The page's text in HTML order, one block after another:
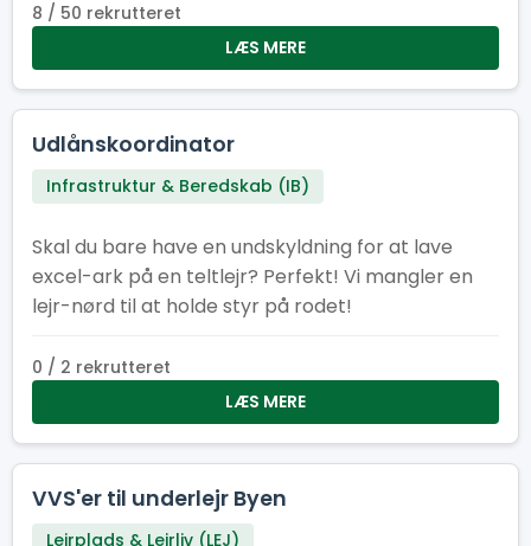
8 / 50 rekrutteret
LÆS MERE
Udlånskoordinator
Infrastruktur & Beredskab (IB)
Skal du bare have en undskyldning for at lave
excel-ark på en teltlejr? Perfekt! Vi mangler en
lejr-nørd til at holde styr på rodet!
0 / 2 rekrutteret
LÆS MERE
VVS'er til underlejr Byen
Lejrplads & Lejrliv (LEJ)